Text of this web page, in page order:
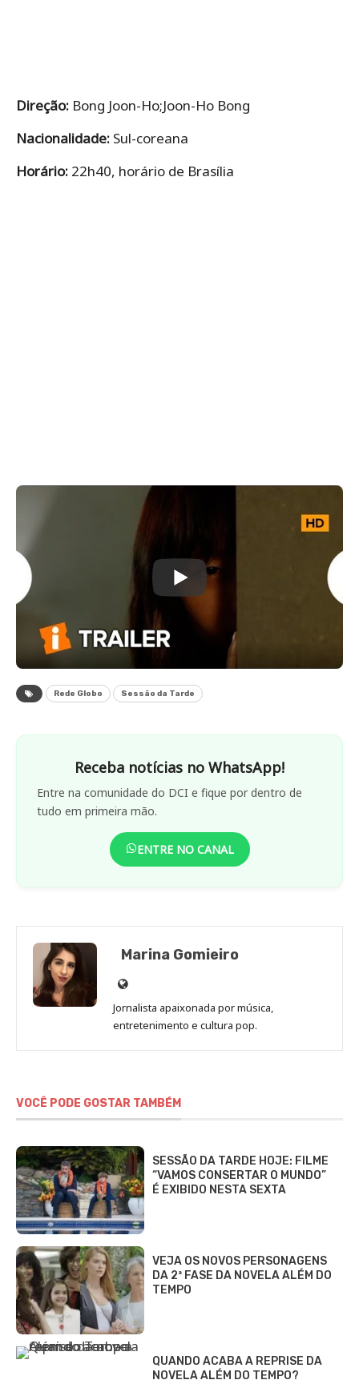
Direção: Bong Joon-Ho;Joon-Ho Bong
Nacionalidade: Sul-coreana
Horário: 22h40, horário de Brasília
Rede Globo Sessão da Tarde
Receba notícias no WhatsApp!
Entre na comunidade do DCI e fique por dentro de
tudo em primeira mão.
ENTRE NO CANAL
Marina Gomieiro
Site
de
Marina
Jornalista apaixonada por música,
entretenimento e cultura pop.
VOCÊ PODE GOSTAR TAMBÉM
SESSÃO DA TARDE HOJE: FILME
“VAMOS CONSERTAR O MUNDO”
É EXIBIDO NESTA SEXTA
VEJA OS NOVOS PERSONAGENS
DA 2ª FASE DA NOVELA ALÉM DO
TEMPO
QUANDO ACABA A REPRISE DA
NOVELA ALÉM DO TEMPO?